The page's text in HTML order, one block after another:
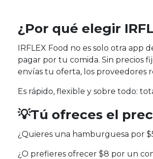
¿Por qué elegir
IRFLEX Food no es solo otra app
pagar por tu comida. Sin precios
envías tu oferta, los proveedores
Es rápido, flexible y sobre todo:
💡Tú ofreces el
¿Quieres una hamburguesa por
¿O prefieres ofrecer $8 por un